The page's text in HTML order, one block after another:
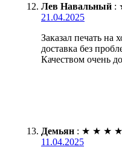
Лев Навальный :
21.04.2025
Заказал печать на
доставка без
Качеством очень
Демьян : ★ ★ ★ ★
11.04.2025